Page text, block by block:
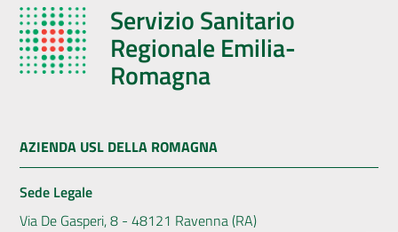
dei
Servizi
Dedicato
Servizio Sanitario
Regionale Emilia-
Romagna
AZIENDA USL DELLA ROMAGNA
Sede Legale
Via De Gasperi, 8 - 48121 Ravenna (RA)